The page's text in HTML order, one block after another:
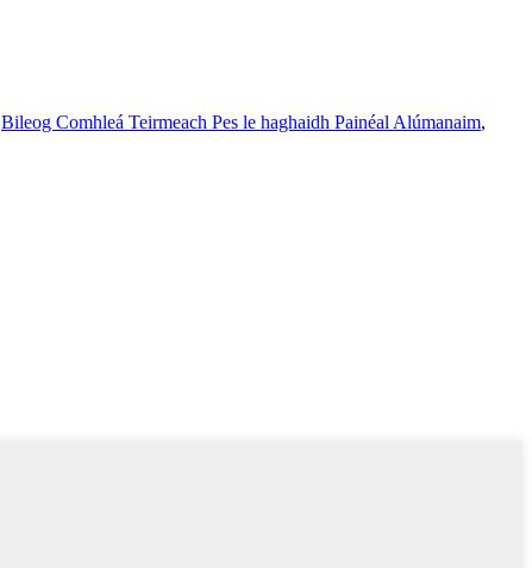
Bileog Comhleá Teirmeach Pes le haghaidh Painéal Alúmanaim,